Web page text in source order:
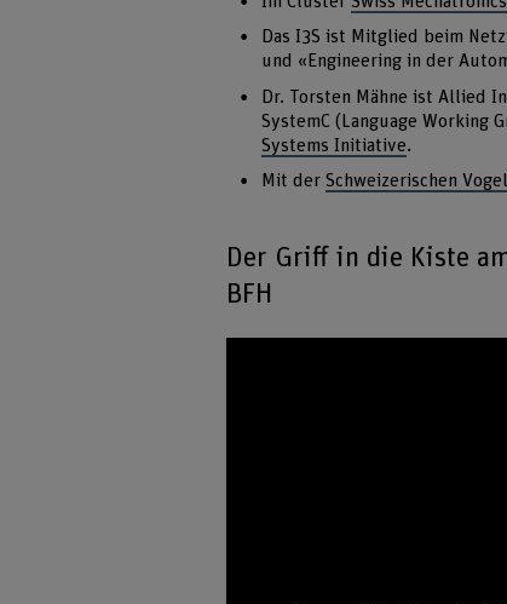
Das I3S ist Mitglied beim
und «Engineering in der
Dr. Torsten Mähne ist Allied
SystemC (Language Working
Systems Initiative.
Mit der Schweizerischen
Der Griff in die Kiste
BFH